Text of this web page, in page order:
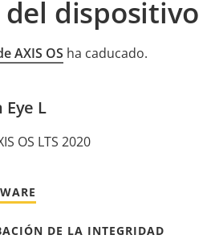
dispositivo
AXIS OS ha caducado.
Eye L
OS LTS 2020
DE LA INTEGRIDAD